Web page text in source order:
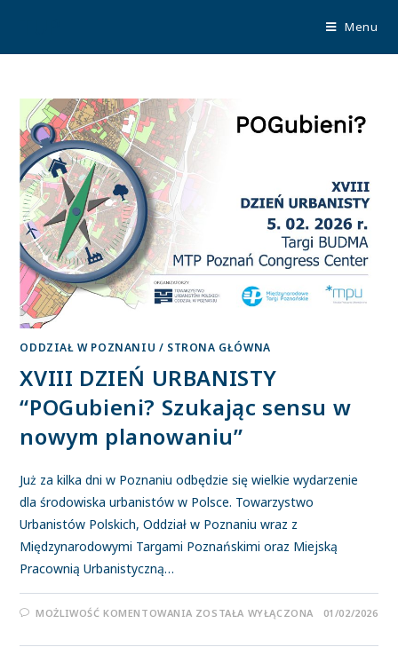
Menu
ODDZIAŁ W POZNANIU / STRONA GŁÓWNA
XVIII DZIEŃ URBANISTY
“POGubieni? Szukając sensu w
nowym planowaniu”
Już za kilka dni w Poznaniu odbędzie się wielkie wydarzenie
dla środowiska urbanistów w Polsce. Towarzystwo
Urbanistów Polskich, Oddział w Poznaniu wraz z
Międzynarodowymi Targami Poznańskimi oraz Miejską
Pracownią Urbanistyczną…
MOŻLIWOŚĆ KOMENTOWANIA ZOSTAŁA WYŁĄCZONA 01/02/2026